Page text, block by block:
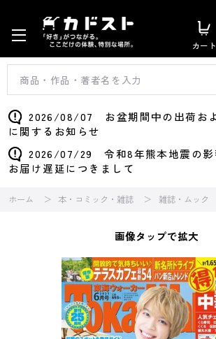
カート
2026/08/07 お盆期間中の出荷お
に関するお知らせ
2026/07/29 令和8年熊本地震の影
お届け遅延につきまして
ホーム 本・コミック・雑誌 雑誌・ムック
画像タップで拡大